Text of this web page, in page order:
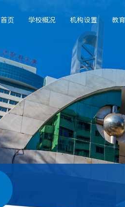
首页 学校概况 机构设置 教